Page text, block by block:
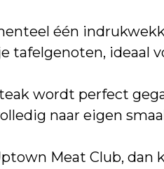
één
tafelgenoten, ideaal
wordt perfect
naar eigen
Meat Club,